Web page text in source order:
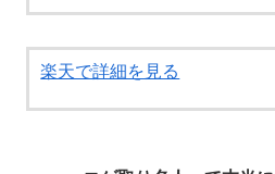
楽天で詳細を見る